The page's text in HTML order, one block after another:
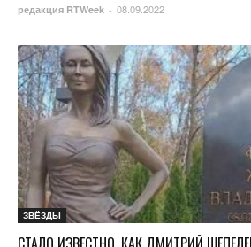
редакция RTWeek - 08.09.2022
ЗВЁЗДЫ